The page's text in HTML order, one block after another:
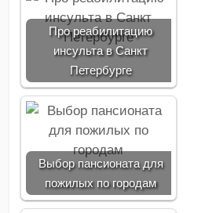
Про реабилитацию
инсульта в Санкт
Петербурге
Выбор пансионата для
пожилых по городам